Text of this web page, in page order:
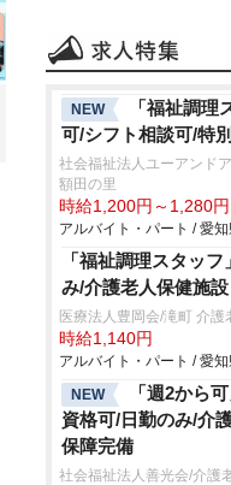
NEW
「福祉調理
可/シフト相談可/特
社会福祉法人ユーアンド
額田の里
時給1,200円～1,280円
アルバイト・パート / 愛
「福祉調理スタッ
み/介護老人保健施設
医療法人豊岡会/滝町 介護
時給1,140円
アルバイト・パート / 愛
NEW
「週2から
資格可/日勤のみ/介
保障完備
社会福祉法人善光会/介護